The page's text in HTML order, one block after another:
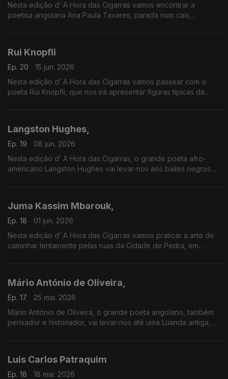
Nesta edição d’ A Hora das Cigarras vamos encontrar a
poetisa angolana Ana Paula Tavares, parada num cais,
Rui Knopfli
Ep. 20
15 jun. 2026
Nesta edição d’ A Hora das Cigarras vamos passear com o
poeta Rui Knopfli, que nos irá apresentar figuras típicas da
Langston Hughes,
Ep. 19
08 jun. 2026
Nesta edição d’ A Hora das Cigarras, o grande poeta afro-
americano Langston Hughes vai levar-nos aos bailes negros
Juma Kassim Mbarouk,
Ep. 18
01 jun. 2026
Nesta edição d’ A Hora das Cigarras vamos praticar a arte de
caminhar lentamente pelas ruas da Cidade de Pedra, em
Mário António de Oliveira,
Ep. 17
25 mai. 2026
Mário António de Oliveira, o grande poeta angolano, também
pensador e historiador, vai levar-nos até uma Luanda antiga,
Luis Carlos Patraquim
Ep. 16
18 mai. 2026